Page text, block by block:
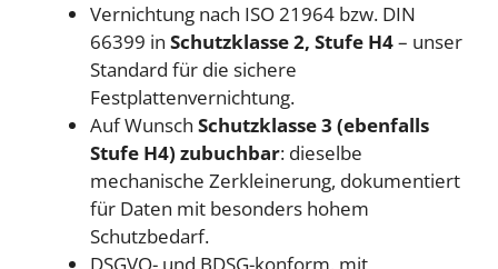
Vernichtung nach ISO 21964 bzw. DIN
66399 in Schutzklasse 2, Stufe H4– unser
Standard für die sichere
Festplattenvernichtung.
Auf Wunsch Schutzklasse 3 (ebenfalls
Stufe H4) zubuchbar: dieselbe
mechanische Zerkleinerung, dokumentiert
für Daten mit besonders hohem
Schutzbedarf.